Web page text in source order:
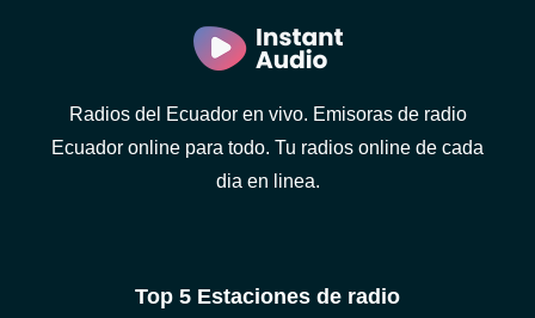
Radios del Ecuador en vivo. Emisoras de radio
Ecuador online para todo. Tu radios online de cada
dia en linea.
Top 5 Estaciones de radio